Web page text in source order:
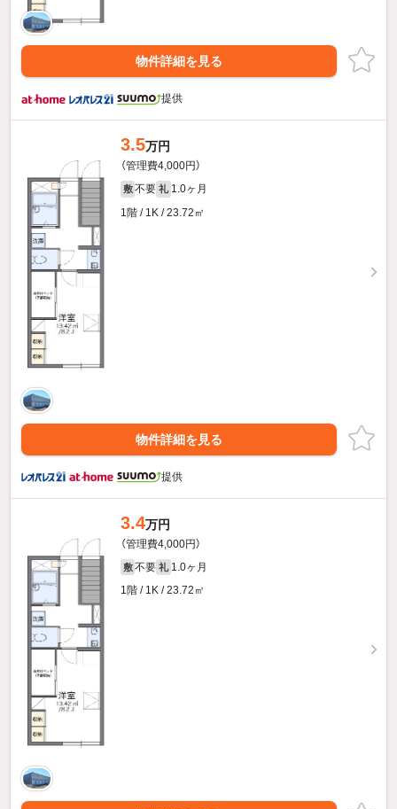
物件詳細を見る
提供
3.5万円
（管理費4,000円）
敷 不要 礼 1.0ヶ月
1階 / 1K / 23.72㎡
物件詳細を見る
提供
3.4万円
（管理費4,000円）
敷 不要 礼 1.0ヶ月
1階 / 1K / 23.72㎡